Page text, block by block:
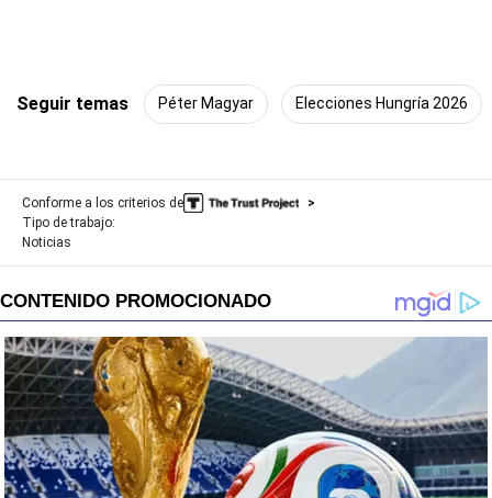
Seguir temas Péter Magyar Elecciones Hungría 2026
Conforme a los criterios de
Tipo de trabajo:
Noticias